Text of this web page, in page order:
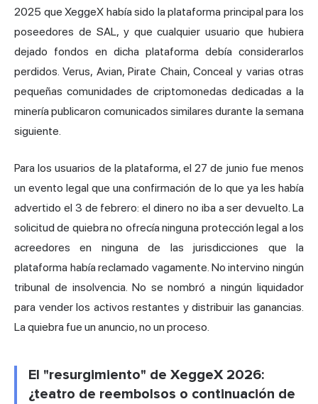
2025 que XeggeX había sido la plataforma principal para los
poseedores de SAL, y que cualquier usuario que hubiera
dejado fondos en dicha plataforma debía considerarlos
perdidos. Verus, Avian, Pirate Chain, Conceal y varias otras
pequeñas comunidades de criptomonedas dedicadas a la
minería publicaron comunicados similares durante la semana
siguiente.
Para los usuarios de la plataforma, el 27 de junio fue menos
un evento legal que una confirmación de lo que ya les había
advertido el 3 de febrero: el dinero no iba a ser devuelto. La
solicitud de quiebra no ofrecía ninguna protección legal a los
acreedores en ninguna de las jurisdicciones que la
plataforma había reclamado vagamente. No intervino ningún
tribunal de insolvencia. No se nombró a ningún liquidador
para vender los activos restantes y distribuir las ganancias.
La quiebra fue un anuncio, no un proceso.
El "resurgimiento" de XeggeX 2026:
¿teatro de reembolsos o continuación de